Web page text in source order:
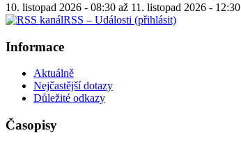
10. listopad 2026 - 08:30 až 11. listopad 2026 - 12:30
RSS – Události (přihlásit)
Informace
Aktuálně
Nejčastější dotazy
Důležité odkazy
Časopisy